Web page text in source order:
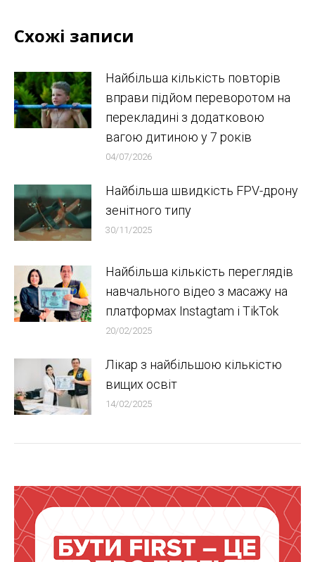
Схожі записи
Найбільша кількість повторів
вправи підйом переворотом на
перекладині з додатковою
вагою дитиною у 7 років
04/07/2026
Найбільша швидкість FPV-дрону
зенітного типу
30/11/2025
Найбільша кількість переглядів
навчального відео з масажу на
платформах Instagtam i TikTok
20/02/2025
Лікар з найбільшою кількістю
вищих освіт
14/02/2025